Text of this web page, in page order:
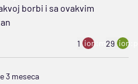
borbi i sa ovakvim
1 ion:minus
29
3 meseca